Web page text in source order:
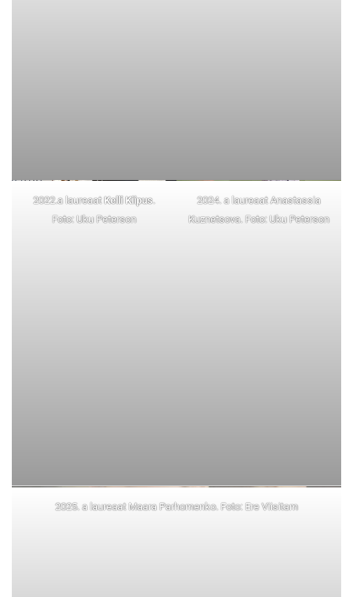
2022.a laureaatKelli Kiipus.
Foto: Uku Peterson
2024. a laureaat Anastassia
Kuznetsova. Foto: Uku Peterson
2025. a laureaat Maara Parhomenko. Foto: Ere Viisitam